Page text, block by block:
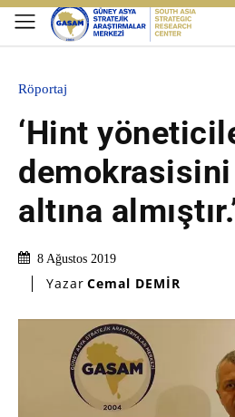
Röportaj
‘Hint
altına
8 Ağustos 2019
Yazar Cemal DEMİR